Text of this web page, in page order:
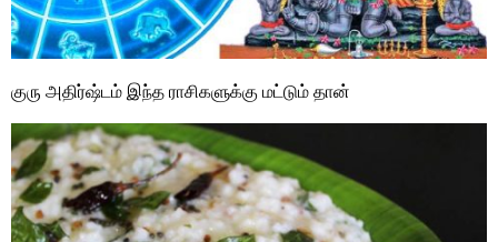
குரு அதிர்ஷ்டம் இந்த ராசிகளுக்கு மட்டும் தான்